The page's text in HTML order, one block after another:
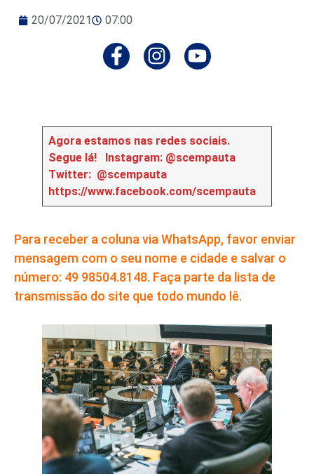
20/07/2021 07:00
Agora estamos nas redes sociais.
Segue lá!
Instagram: @scempauta
Twitter: @scempauta
https://www.facebook.com/scempauta
Para receber a coluna via WhatsApp, favor enviar
mensagem com o seu nome e cidade e salvar o
número: 49 98504.8148. Faça parte da lista de
transmissão do site que todo mundo lê.